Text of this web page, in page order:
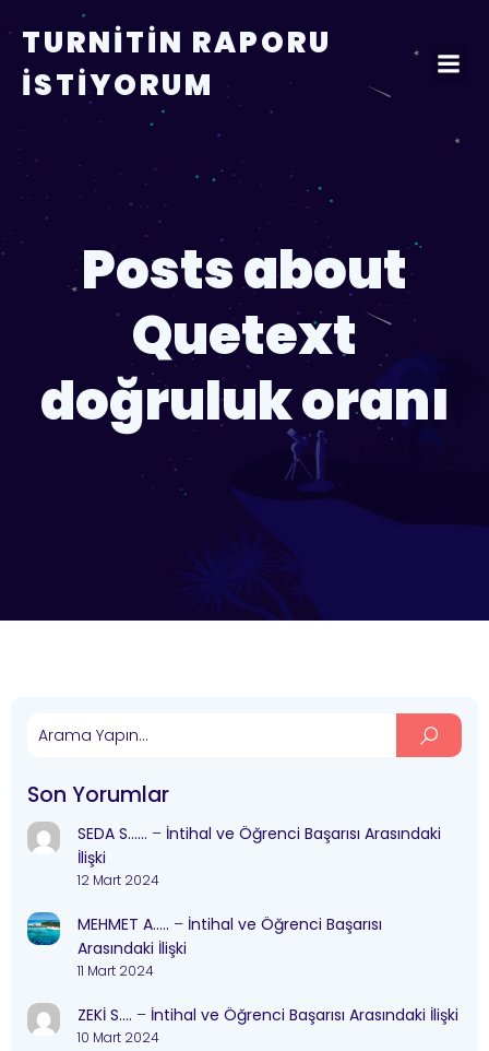
TURNITIN RAPORU
İSTIYORUM
Posts about
Quetext
doğruluk oranı
Son Yorumlar
SEDA S…… – İntihal ve Öğrenci Başarısı Arasındaki
İlişki
12 Mart 2024
MEHMET A….. – İntihal ve Öğrenci Başarısı
Arasındaki İlişki
11 Mart 2024
ZEKİ S…. – İntihal ve Öğrenci Başarısı Arasındaki İlişki
10 Mart 2024